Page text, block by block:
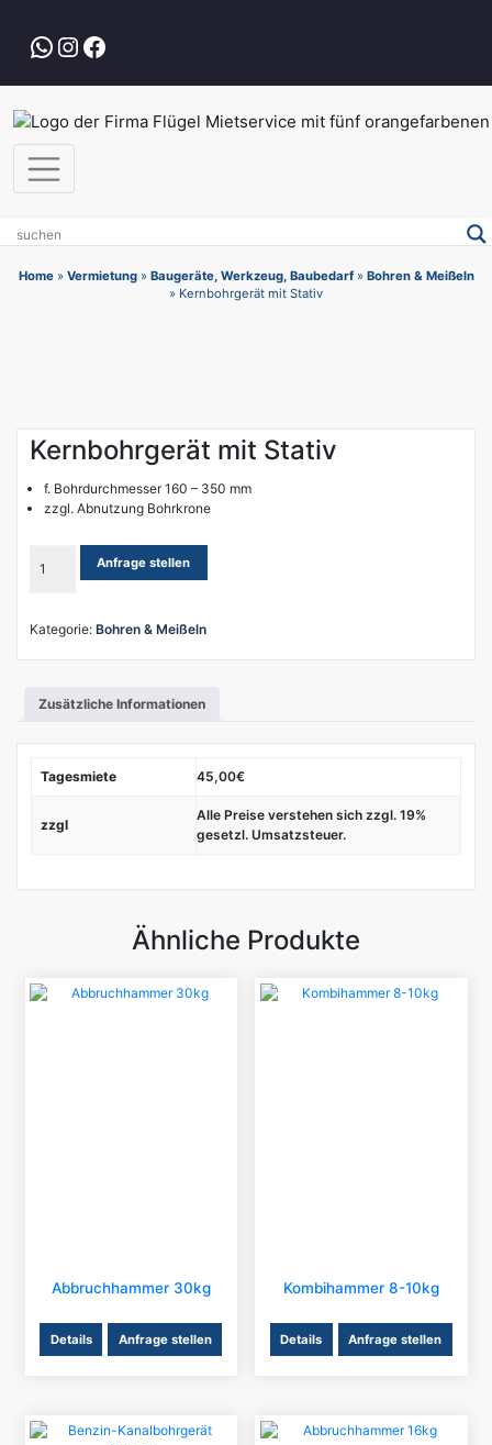
springenWhatsApp
Instagram
Facebook
Home» Vermietung» Baugeräte, Werkzeug, Baubedarf» Bohren & Meißeln
» Kernbohrgerät mit Stativ
Kernbohrgerät mit Stativ
f. Bohrdurchmesser 160 – 350 mm
zzgl. Abnutzung Bohrkrone
mit
Anfrage stellen
Kategorie: Bohren & Meißeln
Zusätzliche Informationen
Tagesmiete 45,00€
zzgl
Alle Preise verstehen sich zzgl. 19%
gesetzl. Umsatzsteuer.
Ähnliche Produkte
Abbruchhammer 30kg
Details Anfrage stellen
Kombihammer 8-10kg
Details Anfrage stellen